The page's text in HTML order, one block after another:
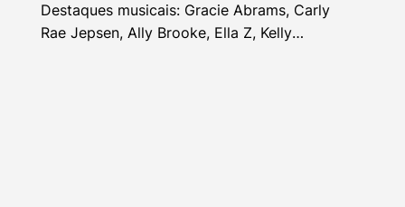
Destaques musicais: Gracie Abrams, Carly
Rae Jepsen, Ally Brooke, Ella Z, Kelly